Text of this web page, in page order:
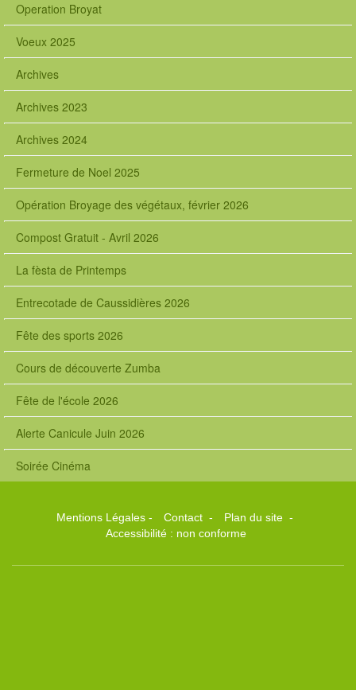
Operation Broyat
Voeux 2025
Archives
Archives 2023
Archives 2024
Fermeture de Noel 2025
Opération Broyage des végétaux, février 2026
Compost Gratuit - Avril 2026
La fèsta de Printemps
Entrecotade de Caussidières 2026
Fête des sports 2026
Cours de découverte Zumba
Fête de l'école 2026
Alerte Canicule Juin 2026
Soirée Cinéma
Mentions Légales- Contact - Plan du site -
Accessibilité : non conforme